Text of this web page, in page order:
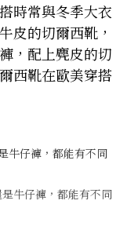
時常與冬季大衣
皮的切爾西靴，
，配上麂皮的切
西靴在歐美穿搭
牛仔褲，都能有不同